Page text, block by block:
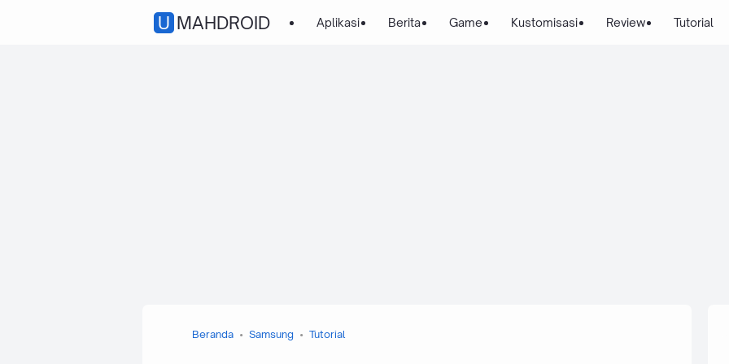
UMAHDROID Aplikasi Berita Game Kustomisasi Review Tutorial
Beranda Samsung Tutorial